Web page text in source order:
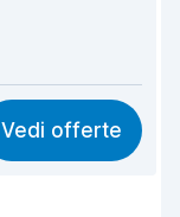
8,7
8,2
Vedi offerte